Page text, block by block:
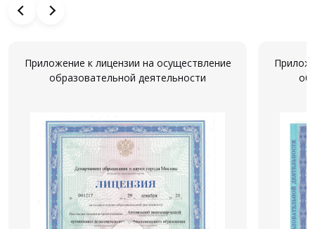
Приложение к лицензии на осуществление
образовательной деятельности